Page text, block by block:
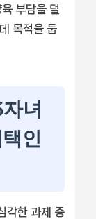
부담을 덜
목적을 둡
녀
인
각한 과제 중